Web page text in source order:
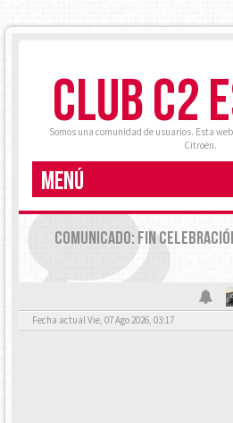
CLUB C2
Somos una comunidad de usuarios. Esta
Citroën.
MENÚ
COMUNICADO: FIN
Fecha actual Vie, 07 Ago 2026, 03:17